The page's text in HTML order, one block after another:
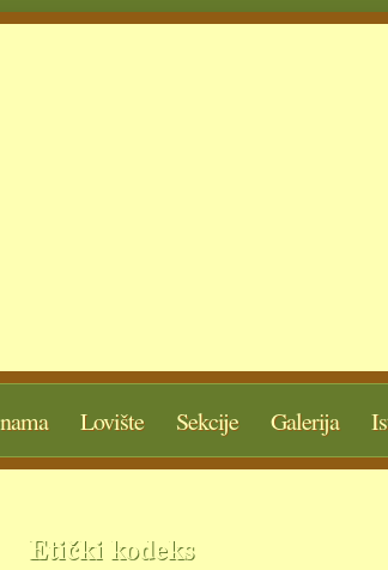
Lovište Sekcije Galerija
Etički kodeks